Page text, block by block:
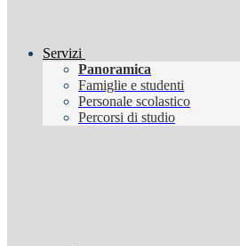
Servizi
Panoramica
Famiglie e studenti
Personale scolastico
Percorsi di studio